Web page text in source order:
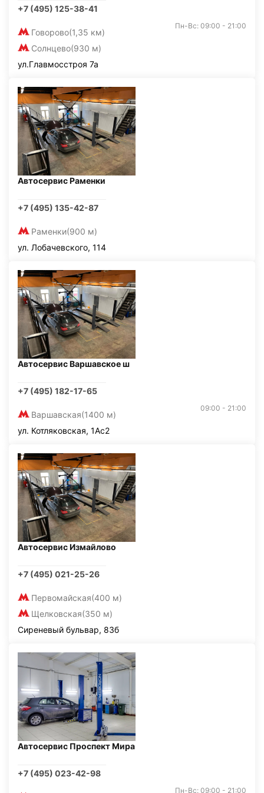
+7 (495) 125-38-41
Говорово(1,35 км)
Солнцево(930 м)
Пн-Вс: 09:00 - 21:00
ул.Главмосстроя 7а
Автосервис Раменки
+7 (495) 135-42-87
Раменки(900 м)
ул. Лобачевского, 114
Автосервис Варшавское ш
+7 (495) 182-17-65
Варшавская(1400 м)
09:00 - 21:00
ул. Котляковская, 1Ас2
Автосервис Измайлово
+7 (495) 021-25-26
Первомайская(400 м)
Щелковская(350 м)
Сиреневый бульвар, 83б
Автосервис Проспект Мира
+7 (495) 023-42-98
Пн-Вс: 09:00 - 21:00